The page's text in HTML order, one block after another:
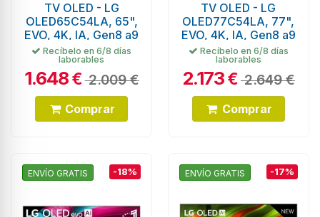
TV OLED - LG
OLED65C54LA, 65",
EVO, 4K, IA, Gen8 a9
Recíbelo en 6/8 días
laborables
1.648€2.009 €
Comprar
TV OLED - LG
OLED77C54LA, 77",
EVO, 4K, IA, Gen8 a9
Recíbelo en 6/8 días
laborables
2.173€2.649 €
Comprar
ENVÍO GRATIS -18% ENVÍO GRATIS -17%